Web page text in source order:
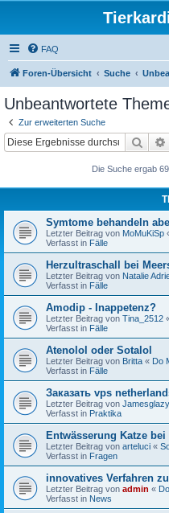
FAQ
Foren-Übersicht Suche
Unbeantwortete
Zur erweiterten Suche
Suche
Die Suche ergab
Symtome behandeln
Letzter Beitrag von MoMuKiSp
Verfasst in Fälle
Herzultraschall bei
Letzter Beitrag von Natalie
Verfasst in Fälle
Amodip - Inappetenz?
Letzter Beitrag von Tina_2512
Verfasst in Fälle
Atenolol oder Sotalol
Letzter Beitrag von Britta « Do
Verfasst in Fälle
Заказать vps
Letzter Beitrag von Jamesglazy
Verfasst in Praktika
Entwässerung Katze bei
Letzter Beitrag von arteluci «
Verfasst in Fragen
innovatives Verfahren
Letzter Beitrag von admin «
Verfasst in News